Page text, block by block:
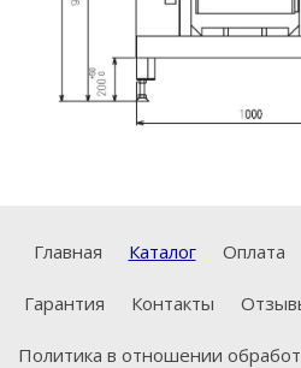
Главная Каталог Оплата
Гарантия Контакты
Политика в отношении